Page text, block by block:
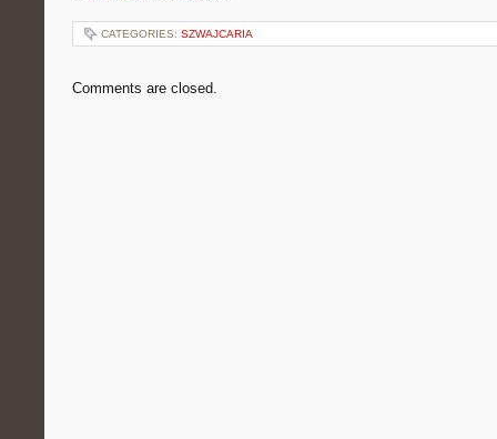
CATEGORIES: SZWAJCARIA
Comments are closed.